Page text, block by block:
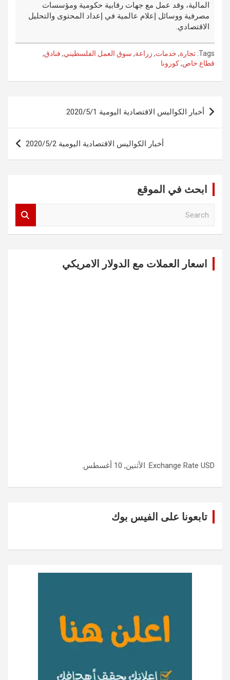
المالية، وقد عمل مع جهات رقابية حكومية ومؤسسات
مصرفية ووسائل إعلام عالمية في إعداد المحتوى والتحليل
الاقتصادي.
Tags: تجارة, خدمات, زراعة, سوق العمل الفلسطيني, فنادق,
قطاع خاص,كورونا
تصفّح
المقالات
أخبار الكواليس الاقتصادية اليومية 2020/5/1
أخبار الكواليس الاقتصادية اليومية 2020/5/2
ابحث في الموقع
اسعار العملات مع الدولار الامريكي
Exchange Rate USD : الأثنين, 10 أغسطس.
تابعونا على الفيس بوك